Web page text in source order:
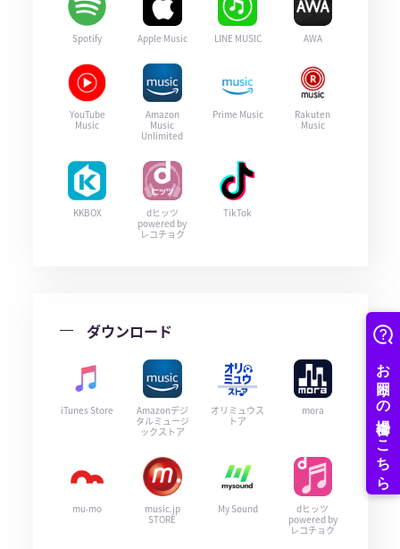
Spotify Apple Music LINE MUSIC AWA
YouTube
Music
Amazon
Music
Unlimited
Prime Music
Rakuten
Music
KKBOX
dヒッツ
powered by
レコチョク
TikTok
ダウンロード
iTunes Store
Amazonデジ
タルミュージ
ックストア
オリミュウス
トア
mora
mu-mo
music.jp
STORE
My Sound
dヒッツ
powered by
レコチョク